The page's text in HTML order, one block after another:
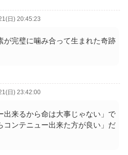
日) 20:45:23
が完璧に噛み合って生まれた奇跡
日) 23:42:00
出来るから命は大事じゃない」で
コンテニュー出来た方が良い」だ